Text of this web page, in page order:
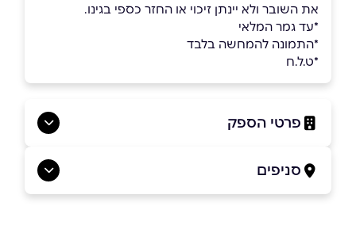
את השובר ולא יינתן זיכוי או החזר כספי בגינו.
*עד גמר המלאי
*התמונה להמחשה בלבד
*ט.ל.ח
פרטי הספק
בפייסבוק באינסטגרם
סניפים